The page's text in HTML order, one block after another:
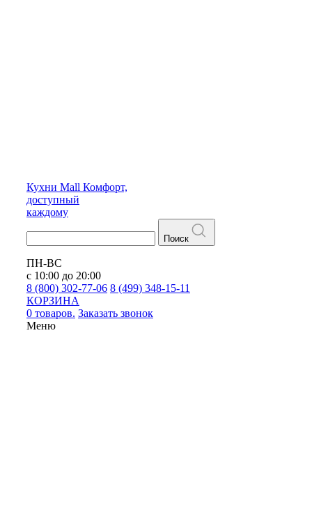
Кухни Mall Комфорт,
доступный
каждому
Поиск
ПН-ВС
с 10:00 до 20:00
8 (800) 302-77-06 8 (499) 348-15-11
КОРЗИНА
0 товаров. Заказать звонок
Меню